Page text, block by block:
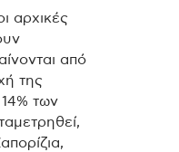
αρχικές
από
της
των